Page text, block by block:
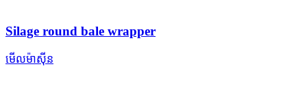
Silage round bale wrapper
មើលម៉ាស៊ីន